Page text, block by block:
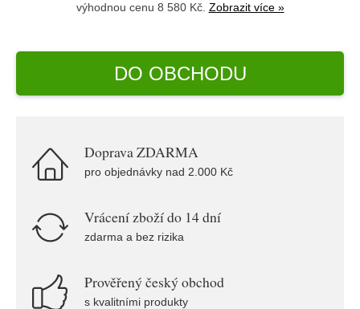
výhodnou cenu 8 580 Kč. Zobrazit více »
DO OBCHODU
Doprava ZDARMA
pro objednávky nad 2.000 Kč
Vrácení zboží do 14 dní
zdarma a bez rizika
Prověřený český obchod
s kvalitními produkty